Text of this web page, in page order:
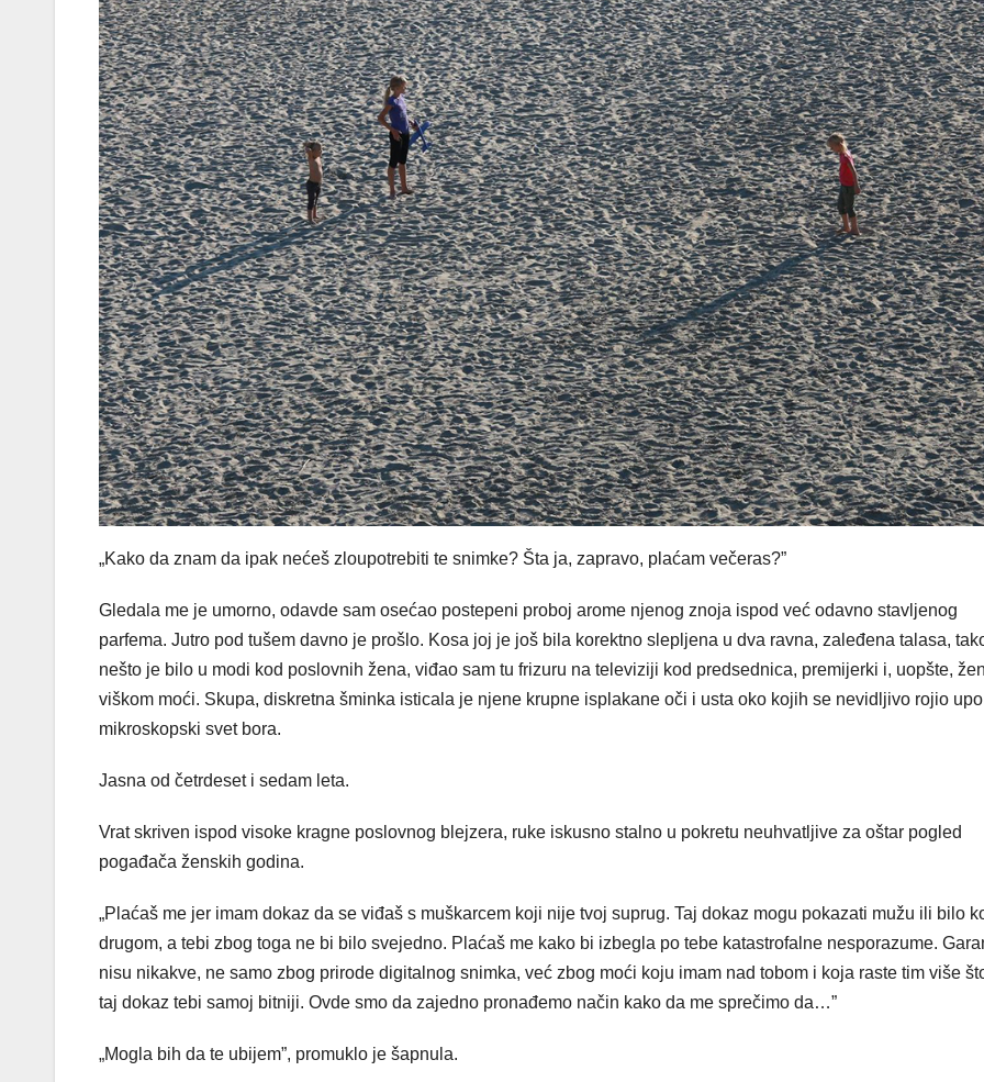
„Kako da znam da ipak nećeš zloupotrebiti te snimke? Šta ja, zapravo, plaćam večeras?”
Gledala me je umorno, odavde sam osećao postepeni proboj arome njenog znoja ispod već odavno stavljenog
parfema. Jutro pod tušem davno je prošlo. Kosa joj je još bila korektno slepljena u dva ravna, zaleđena talasa,
nešto je bilo u modi kod poslovnih žena, viđao sam tu frizuru na televiziji kod predsednica, premijerki i, uopšte,
viškom moći. Skupa, diskretna šminka isticala je njene krupne isplakane oči i usta oko kojih se nevidljivo rojio
mikroskopski svet bora.
Jasna od četrdeset i sedam leta.
Vrat skriven ispod visoke kragne poslovnog blejzera, ruke iskusno stalno u pokretu neuhvatljive za oštar pogled
pogađača ženskih godina.
„Plaćaš me jer imam dokaz da se viđaš s muškarcem koji nije tvoj suprug. Taj dokaz mogu pokazati mužu ili bilo
drugom, a tebi zbog toga ne bi bilo svejedno. Plaćaš me kako bi izbegla po tebe katastrofalne nesporazume.
nisu nikakve, ne samo zbog prirode digitalnog snimka, već zbog moći koju imam nad tobom i koja raste tim više
taj dokaz tebi samoj bitniji. Ovde smo da zajedno pronađemo način kako da me sprečimo da…”
„Mogla bih da te ubijem”, promuklo je šapnula.